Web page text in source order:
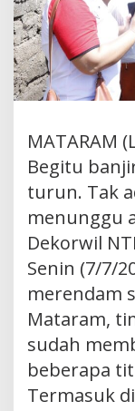
MATARAM
Begitu
turun. Tak
menunggu
Dekorwil
Senin (7/7/
merendam
Mataram,
sudah
beberapa
Termasuk